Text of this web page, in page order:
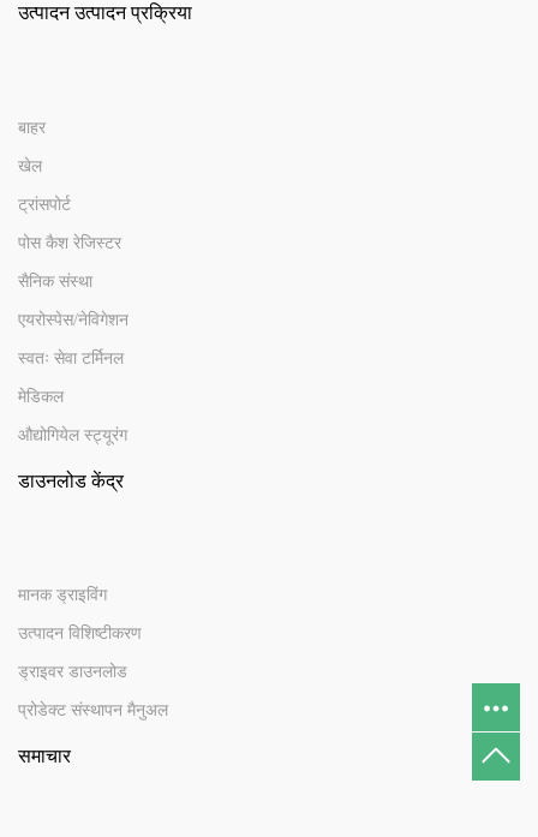
उत्पादन उत्पादन प्रक्रिया
बाहर
खेल
ट्रांसपोर्ट
पोस कैश रेजिस्टर
सैनिक संस्था
एयरोस्पेस/नेविगेशन
स्वतः सेवा टर्मिनल
मेडिकल
औद्योगियेल स्ट्यूरंग
डाउनलोड केंद्र
मानक ड्राइविंग
उत्पादन विशिष्टीकरण
ड्राइवर डाउनलोड
प्रोडेक्ट संस्थापन मैनुअल
समाचार